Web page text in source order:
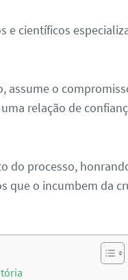
e científicos
assume o
relação de
do processo,
que o incumbem da